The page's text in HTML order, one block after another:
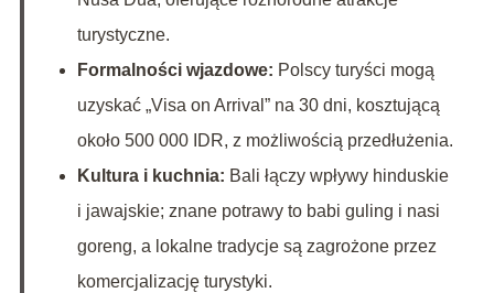
turystyczne.
Formalności wjazdowe: Polscy turyści mogą
uzyskać „Visa on Arrival” na 30 dni, kosztującą
około 500 000 IDR, z możliwością przedłużenia.
Kultura i kuchnia: Bali łączy wpływy hinduskie
i jawajskie; znane potrawy to babi guling i nasi
goreng, a lokalne tradycje są zagrożone przez
komercjalizację turystyki.